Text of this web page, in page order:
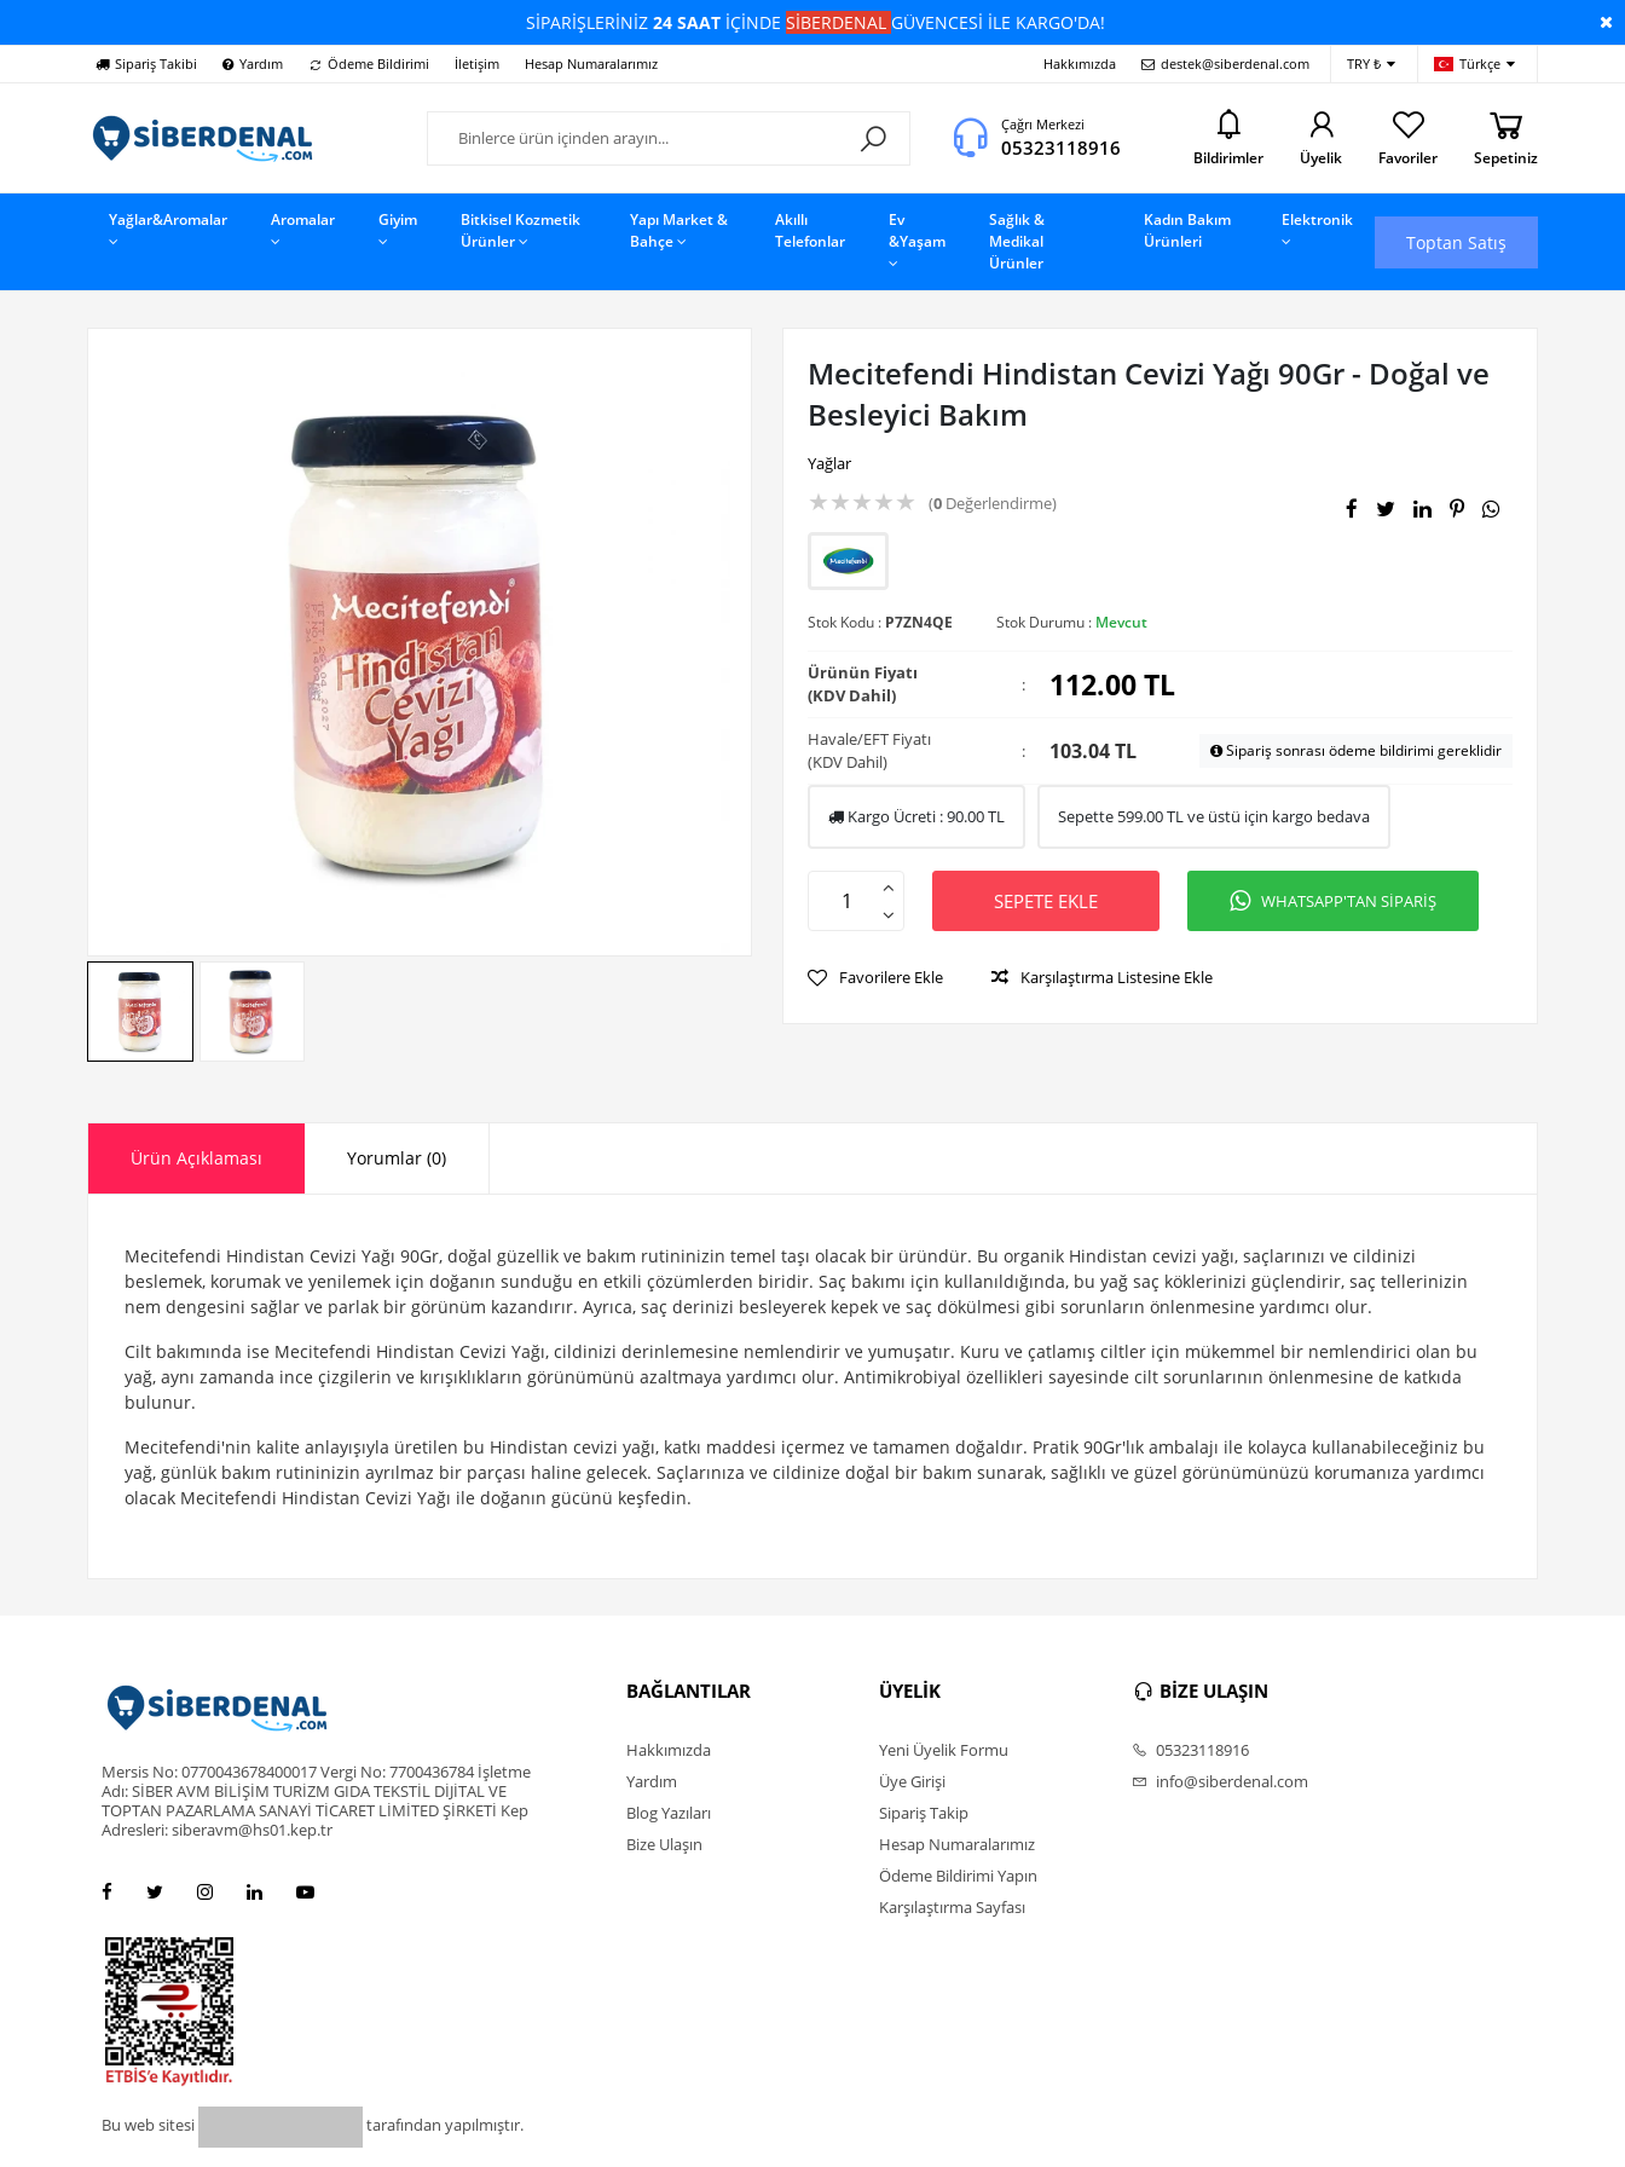
SİPARİŞLERİNİZ 24 SAATİÇİNDE SİBERDENAL GÜVENCESİ İLE KARGO'DA!
Sipariş Takibi Yardım Ödeme Bildirimi İletişim Hesap Numaralarımız Hakkımızda destek@siberdenal.com TRY ₺ Türkçe
Çağrı Merkezi
05323118916 Bildirimler Üyelik Favoriler Sepetiniz
Yağlar&Aromalar Aromalar Giyim
Bitkisel Kozmetik
Ürünler
Yapı Market &
Bahçe
Akıllı
Telefonlar
Ev
&Yaşam
Sağlık &
Medikal
Ürünler
Kadın Bakım
Ürünleri
Elektronik
Toptan Satış
Mecitefendi Hindistan Cevizi Yağı 90Gr - Doğal ve
Besleyici Bakım
Yağlar
★★★★★ (0 Değerlendirme)
Stok Kodu : P7ZN4QE Stok Durumu : Mevcut
Ürünün Fiyatı
(KDV Dahil)
: 112.00TL
Havale/EFT Fiyatı
(KDV Dahil)
: 103.04 TL Sipariş sonrası ödeme bildirimi gereklidir
Kargo Ücreti :90.00TL Sepette 599.00TL ve üstü için kargo bedava
SEPETE EKLE WHATSAPP'TAN SİPARİŞ
Favorilere Ekle Karşılaştırma Listesine Ekle
Ürün Açıklaması Yorumlar (0)
Mecitefendi Hindistan Cevizi Yağı 90Gr, doğal güzellik ve bakım rutininizin temel taşı olacak bir üründür. Bu organik Hindistan cevizi yağı, saçlarınızı ve cildinizi
beslemek, korumak ve yenilemek için doğanın sunduğu en etkili çözümlerden biridir. Saç bakımı için kullanıldığında, bu yağ saç köklerinizi güçlendirir, saç tellerinizin
nem dengesini sağlar ve parlak bir görünüm kazandırır. Ayrıca, saç derinizi besleyerek kepek ve saç dökülmesi gibi sorunların önlenmesine yardımcı olur.
Cilt bakımında ise Mecitefendi Hindistan Cevizi Yağı, cildinizi derinlemesine nemlendirir ve yumuşatır. Kuru ve çatlamış ciltler için mükemmel bir nemlendirici olan bu
yağ, aynı zamanda ince çizgilerin ve kırışıklıkların görünümünü azaltmaya yardımcı olur. Antimikrobiyal özellikleri sayesinde cilt sorunlarının önlenmesine de katkıda
bulunur.
Mecitefendi'nin kalite anlayışıyla üretilen bu Hindistan cevizi yağı, katkı maddesi içermez ve tamamen doğaldır. Pratik 90Gr'lık ambalajı ile kolayca kullanabileceğiniz bu
yağ, günlük bakım rutininizin ayrılmaz bir parçası haline gelecek. Saçlarınıza ve cildinize doğal bir bakım sunarak, sağlıklı ve güzel görünümünüzü korumanıza yardımcı
olacak Mecitefendi Hindistan Cevizi Yağı ile doğanın gücünü keşfedin.
Mersis No: 0770043678400017 Vergi No: 7700436784 İşletme
Adı: SİBER AVM BİLİŞİM TURİZM GIDA TEKSTİL DİJİTAL VE
TOPTAN PAZARLAMA SANAYİ TİCARET LİMİTED ŞİRKETİ Kep
Adresleri: siberavm@hs01.kep.tr
Bu web sitesi tarafından yapılmıştır.
BAĞLANTILAR
Hakkımızda
Yardım
Blog Yazıları
Bize Ulaşın
ÜYELİK
Yeni Üyelik Formu
Üye Girişi
Sipariş Takip
Hesap Numaralarımız
Ödeme Bildirimi Yapın
Karşılaştırma Sayfası
BİZE ULAŞIN
05323118916
info@siberdenal.com